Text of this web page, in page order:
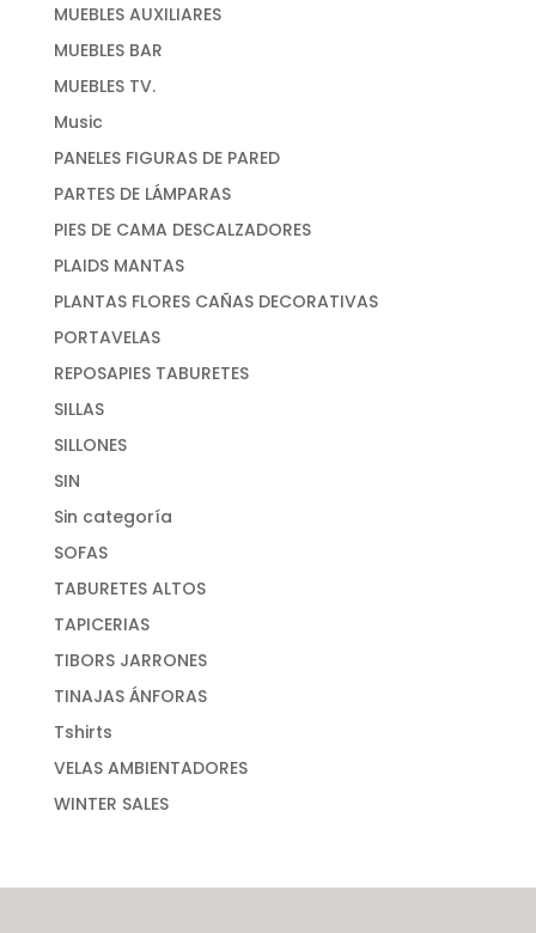
MUEBLES AUXILIARES
MUEBLES BAR
MUEBLES TV.
Music
PANELES FIGURAS DE PARED
PARTES DE LÁMPARAS
PIES DE CAMA DESCALZADORES
PLAIDS MANTAS
PLANTAS FLORES CAÑAS DECORATIVAS
PORTAVELAS
REPOSAPIES TABURETES
SILLAS
SILLONES
SIN
Sin categoría
SOFAS
TABURETES ALTOS
TAPICERIAS
TIBORS JARRONES
TINAJAS ÁNFORAS
Tshirts
VELAS AMBIENTADORES
WINTER SALES